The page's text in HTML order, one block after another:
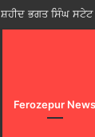
ਸ਼ਹੀਦ ਭਗਤ ਸਿੰਘ ਸਟੇਟ
Ferozepur News